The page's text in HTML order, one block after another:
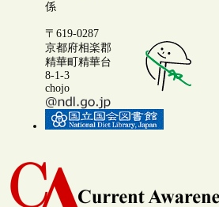
係
〒619-0287
京都府相楽郡
精華町精華台
8-1-3
chojo